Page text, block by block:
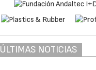
ÚLTIMAS NOTICIAS